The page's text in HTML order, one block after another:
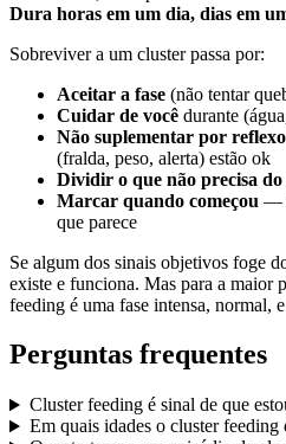
Dura horas em um dia, dias em
Sobreviver a um cluster passa por:
Aceitar a fase (não tentar
Cuidar de você durante
Não suplementar por reflexo
(fralda, peso, alerta) estão ok
Dividir o que não precisa do
Marcar quando começou —
que parece
Se algum dos sinais objetivos foge
existe e funciona. Mas para a maior
feeding é uma fase intensa, normal,
Perguntas frequentes
Cluster feeding é sinal de que
Em quais idades o cluster feeding